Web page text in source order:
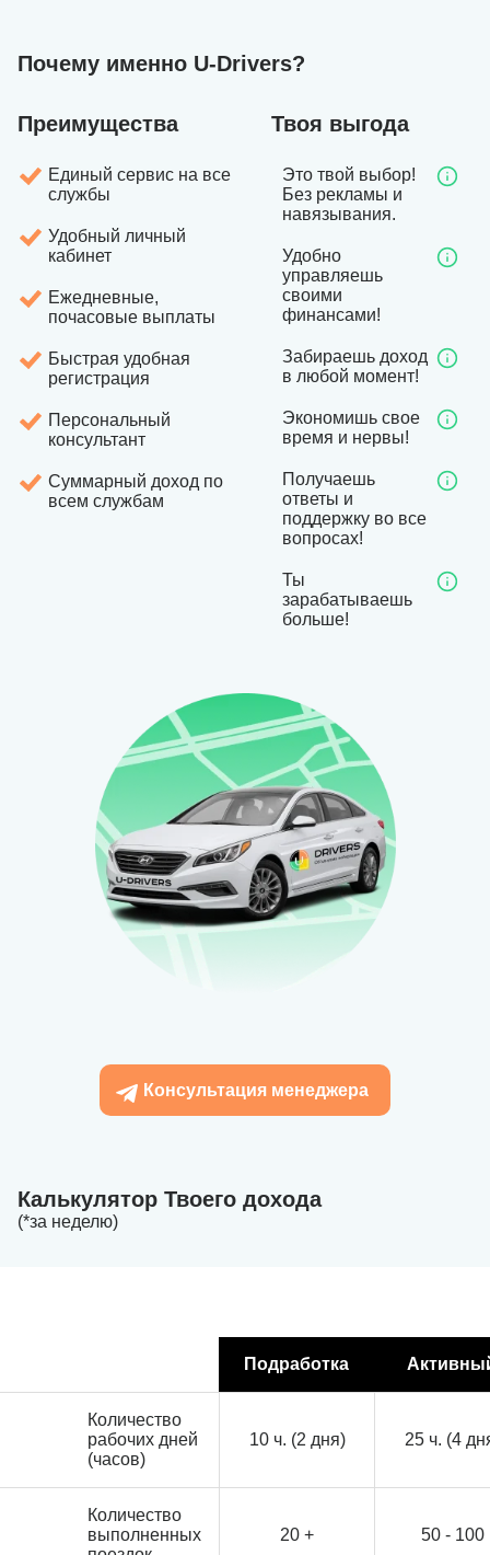
Почему именно U-Drivers?
Преимущества
Единый сервис на все
службы
Удобный личный
кабинет
Ежедневные,
почасовые выплаты
Быстрая удобная
регистрация
Персональный
консультант
Суммарный доход по
всем службам
Твоя выгода
Это твой выбор!
Без рекламы и
навязывания.
Удобно
управляешь
своими
финансами!
Забираешь доход
в любой момент!
Экономишь свое
время и нервы!
Получаешь
ответы и
поддержку во все
вопросах!
Ты
зарабатываешь
больше!
Консультация менеджера
Калькулятор Твоего дохода
(*за неделю)
Подработка
Количество
рабочих дней
(часов)
10 ч. (2 дня) 25 ч. (4
Количество
выполненных
20 + 50 - 100